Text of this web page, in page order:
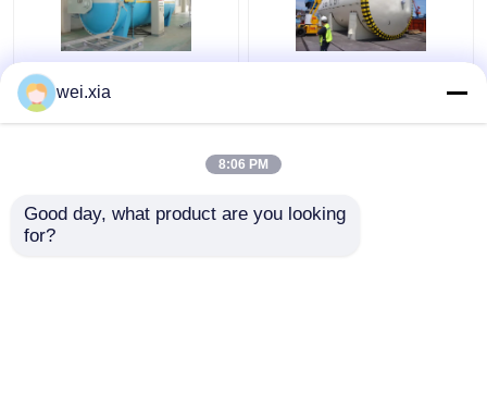
Industriële de
Autoclaafmachine
hete verkoop voor de
productie van de
wei.xia
8:06 PM
Good day, what product are you looking
for?